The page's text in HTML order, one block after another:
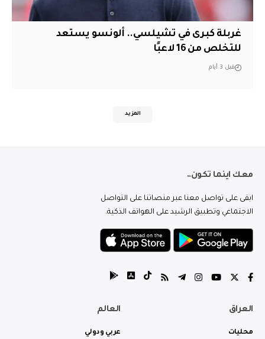
غربلة كبرى في تشيلسي.. ألونسو يستعد
للتخلص من 16 لاعبًا
قبل 3 أيام
المزيد
معك اينما تكون..
ابقى على تواصل معنا عبر منصاتنا على التواصل
الاجتماعي وتطبيق الرشيد على الهواتف الذكية.
العراق
محليات
العالم
عربي ودولي